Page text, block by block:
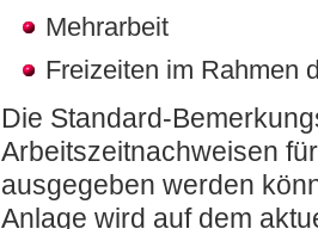
Mehrarbeit
Freizeiten im Rahmen
Die Standard-
Arbeitszeitnachweisen
ausgegeben werden
Anlage wird auf dem